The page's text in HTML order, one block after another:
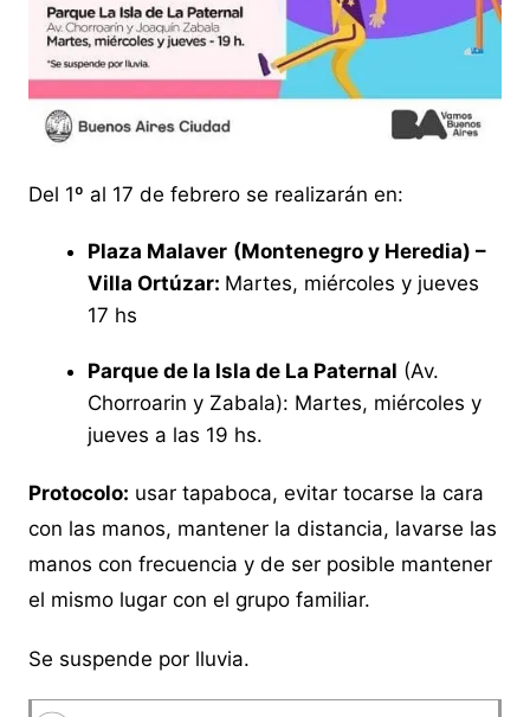
Del 1º al 17 de febrero se realizarán en:
Plaza Malaver (Montenegro y Heredia) –
Villa Ortúzar: Martes, miércoles y jueves
17 hs
Parque de la Isla de La Paternal (Av.
Chorroarin y Zabala): Martes, miércoles y
jueves a las 19 hs.
Protocolo: usar tapaboca, evitar tocarse la cara
con las manos, mantener la distancia, lavarse las
manos con frecuencia y de ser posible mantener
el mismo lugar con el grupo familiar.
Se suspende por lluvia.